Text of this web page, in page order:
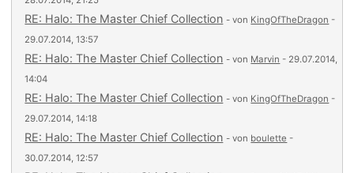
RE: Halo: The Master Chief Collection - von KingOfTheDragon -
29.07.2014, 13:57
RE: Halo: The Master Chief Collection - von Marvin - 29.07.2014,
14:04
RE: Halo: The Master Chief Collection - von KingOfTheDragon -
29.07.2014, 14:18
RE: Halo: The Master Chief Collection - von boulette -
30.07.2014, 12:57